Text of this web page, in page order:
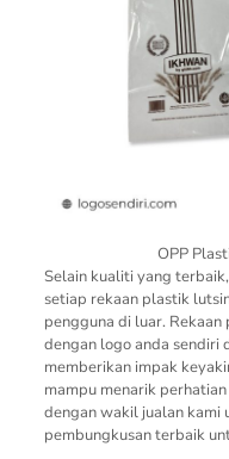
OPP
Selain kualiti yang
setiap rekaan plastik
pengguna di luar.
dengan logo anda sendiri
memberikan impak
mampu menarik
dengan wakil jualan kami
pembungkusan terbaik